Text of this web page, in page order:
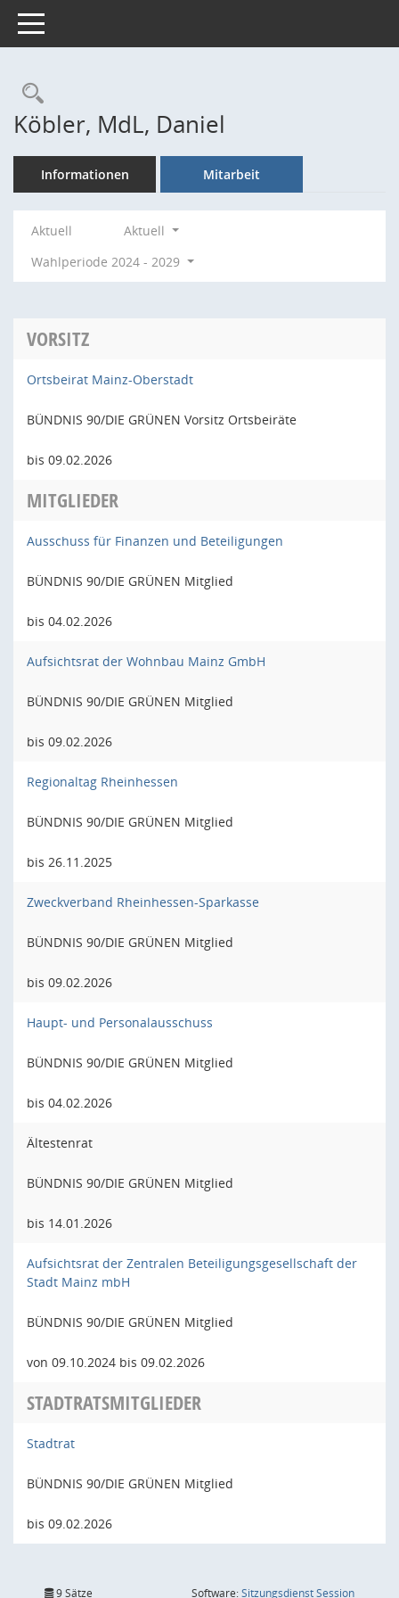
Toggle navigation
Rechercheauswahl
Köbler, MdL, Daniel
Informationen Mitarbeit
Aktuell
Aktuell
Wahlperiode 2024 - 2029
VORSITZ
Ortsbeirat Mainz-Oberstadt
BÜNDNIS 90/DIE GRÜNEN Vorsitz Ortsbeiräte
bis 09.02.2026
MITGLIEDER
Ausschuss für Finanzen und Beteiligungen
BÜNDNIS 90/DIE GRÜNEN Mitglied
bis 04.02.2026
Aufsichtsrat der Wohnbau Mainz GmbH
BÜNDNIS 90/DIE GRÜNEN Mitglied
bis 09.02.2026
Regionaltag Rheinhessen
BÜNDNIS 90/DIE GRÜNEN Mitglied
bis 26.11.2025
Zweckverband Rheinhessen-Sparkasse
BÜNDNIS 90/DIE GRÜNEN Mitglied
bis 09.02.2026
Haupt- und Personalausschuss
BÜNDNIS 90/DIE GRÜNEN Mitglied
bis 04.02.2026
Ältestenrat
BÜNDNIS 90/DIE GRÜNEN Mitglied
bis 14.01.2026
Aufsichtsrat der Zentralen Beteiligungsgesellschaft der
Stadt Mainz mbH
BÜNDNIS 90/DIE GRÜNEN Mitglied
von 09.10.2024 bis 09.02.2026
STADTRATSMITGLIEDER
Stadtrat
BÜNDNIS 90/DIE GRÜNEN Mitglied
bis 09.02.2026
9 Sätze Software:SitzungsdienstSession(Wird in